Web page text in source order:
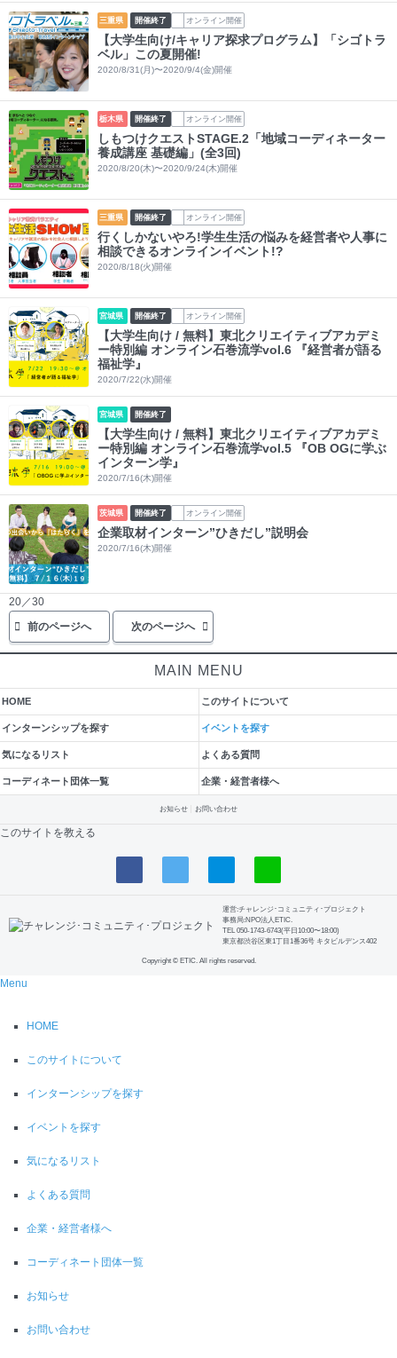
三重県 開催終了 オンライン開催
【大学生向け/キャリア探求プログラム】「シゴトラ
ベル」この夏開催!
2020/8/31(月)〜2020/9/4(金)開催
栃木県 開催終了 オンライン開催
しもつけクエストSTAGE.2「地域コーディネーター
養成講座 基礎編」(全3回)
2020/8/20(木)〜2020/9/24(木)開催
三重県 開催終了 オンライン開催
行くしかないやろ!学生生活の悩みを経営者や人事に
相談できるオンラインイベント!?
2020/8/18(火)開催
宮城県 開催終了 オンライン開催
【大学生向け / 無料】東北クリエイティブアカデミ
ー特別編 オンライン石巻流学vol.6 『経営者が語る
福祉学』
2020/7/22(水)開催
宮城県 開催終了
【大学生向け / 無料】東北クリエイティブアカデミ
ー特別編 オンライン石巻流学vol.5 『OB OGに学ぶ
インターン学』
2020/7/16(木)開催
茨城県 開催終了 オンライン開催
企業取材インターン”ひきだし”説明会
2020/7/16(木)開催
20／30
前のページへ
次のページへ
MAIN MENU
HOME このサイトについて
インターンシップを探す イベントを探す
気になるリスト よくある質問
コーディネート団体一覧 企業・経営者様へ
お知らせ お問い合わせ
このサイトを教える
運営:チャレンジ･コミュニティ･プロジェクト
事務局:NPO法人ETIC.
TEL 050-1743-6743(平日10:00〜18:00)
東京都渋谷区東1丁目1番36号 キタビルデンス402
Copyright © ETIC. All rights reserved.
Menu
HOME
このサイトについて
インターンシップを探す
イベントを探す
気になるリスト
よくある質問
企業・経営者様へ
コーディネート団体一覧
お知らせ
お問い合わせ